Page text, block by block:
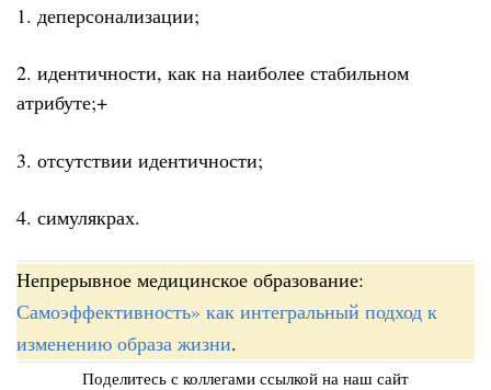
1. деперсонализации;
2. идентичности, как на наиболее стабильном
атрибуте;+
3. отсутствии идентичности;
4. симулякрах.
Непрерывное медицинское образование:
Самоэффективность» как интегральный подход к
изменению образа жизни.
Поделитесь с коллегами ссылкой на наш сайт